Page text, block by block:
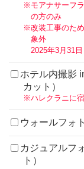
※モアナサーフ
の方のみ
※改装工事のた
象外
2025年3月31
ホテル内撮影
カット）
※ハレクラニに
ウォールフォ
カジュアルフ
ト）